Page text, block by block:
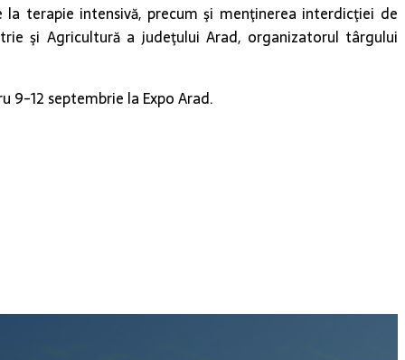
terapie intensivă, precum şi menţinerea interdicţiei de
şi Agricultură a judeţului Arad, organizatorul târgului
9-12 septembrie la Expo Arad.